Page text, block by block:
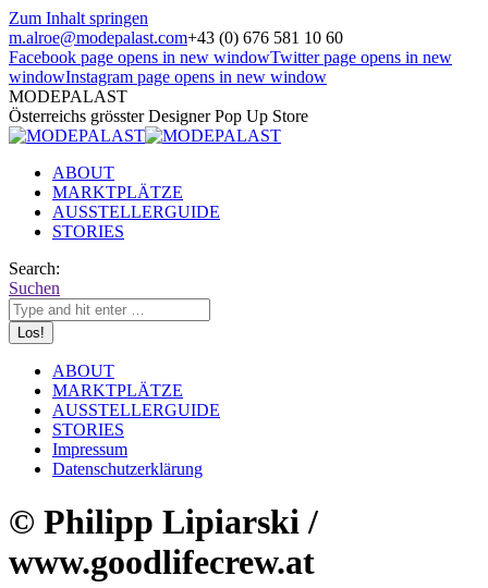
Zum Inhalt springen
m.alroe@modepalast.com+43 (0) 676 581 10 60
Facebook page opens in new windowTwitter page opens in new
windowInstagram page opens in new window
MODEPALAST
Österreichs grösster Designer Pop Up Store
ABOUT
MARKTPLÄTZE
AUSSTELLERGUIDE
STORIES
Search:
Suchen
ABOUT
MARKTPLÄTZE
AUSSTELLERGUIDE
STORIES
Impressum
Datenschutzerklärung
© Philipp Lipiarski /
www.goodlifecrew.at